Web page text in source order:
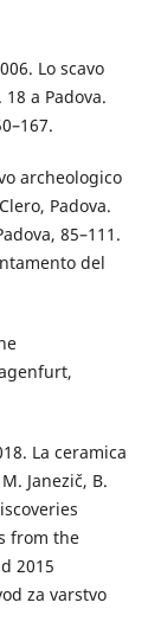
Lo scavo
a Padova.
archeologico
Padova.
85–111.
del
La ceramica
Janezič, B.
from the
2015
za varstvo